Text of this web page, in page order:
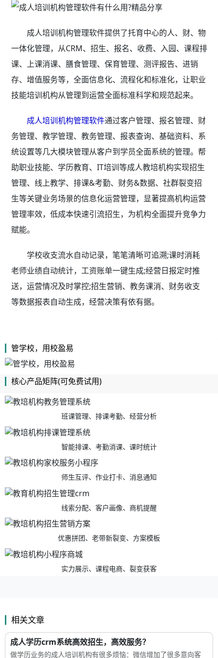
成人培训机构管理软件提供了托育中心的人、财、物
一体化管理，从CRM、招生、报名、收费、入园、课程排
课、上课消课、膳食管理、保育管理、测评报告、进销
存、增值服务等，全面信息化、流程化和标准化，让职业
技能培训机构从管理到运营全面标准科学和规范起来。
成人培训机构管理软件通过客户管理、报名管理、财
务管理、教学管理、教务管理、报表查询、基础资料、系
统设置等几大模块管理从客户到学员全面系统的管理。帮
助职业技能、学历教育、IT培训等成人教培机构实现招生
管理、线上教学、排课&考勤、财务&数据、社群裂变招
生等关键业务场景的信息化运营管理，显著提高机构运营
管理率效，低成本快速引流招生，为机构全面提升竞争力
赋能。
学校收支流水自动记录，笔笔清晰可追溯;课时消耗
老师业绩自动统计，工资账单一键生成;经营日报定时推
送，运营情况及时掌控;招生营销、教务课消、财务收支
等数据报表自动生成，经营决策有依有据。
管学校，用校盈易
核心产品矩阵(可免费试用)
班课管理、排课考勤、经营分析
智能排课、考勤消课、课时统计
师生互评、作业打卡、消息通知
线索分配、客户画像、商机提醒
优惠拼团、老带新裂变、方案模板
实力展示、课程电商、裂变获客
相关文章
成人学历crm系统高效招生，高效服务？
做学历业务的成人培训机构有很多烦恼：微信增加了很多意向客